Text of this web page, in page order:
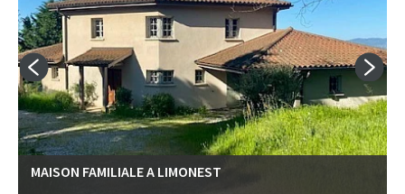
MAISON FAMILIALE A LIMONEST